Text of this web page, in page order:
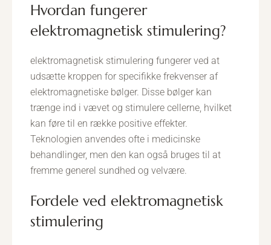
hvordan fungerer
elektromagnetisk stimulering?
elektromagnetisk stimulering fungerer ved at
udsætte kroppen for specifikke frekvenser af
elektromagnetiske bølger. Disse bølger kan
trænge ind i vævet og stimulere cellerne, hvilket
kan føre til en række positive effekter.
Teknologien anvendes ofte i medicinske
behandlinger, men den kan også bruges til at
fremme generel sundhed og velvære.
fordele ved elektromagnetisk
stimulering